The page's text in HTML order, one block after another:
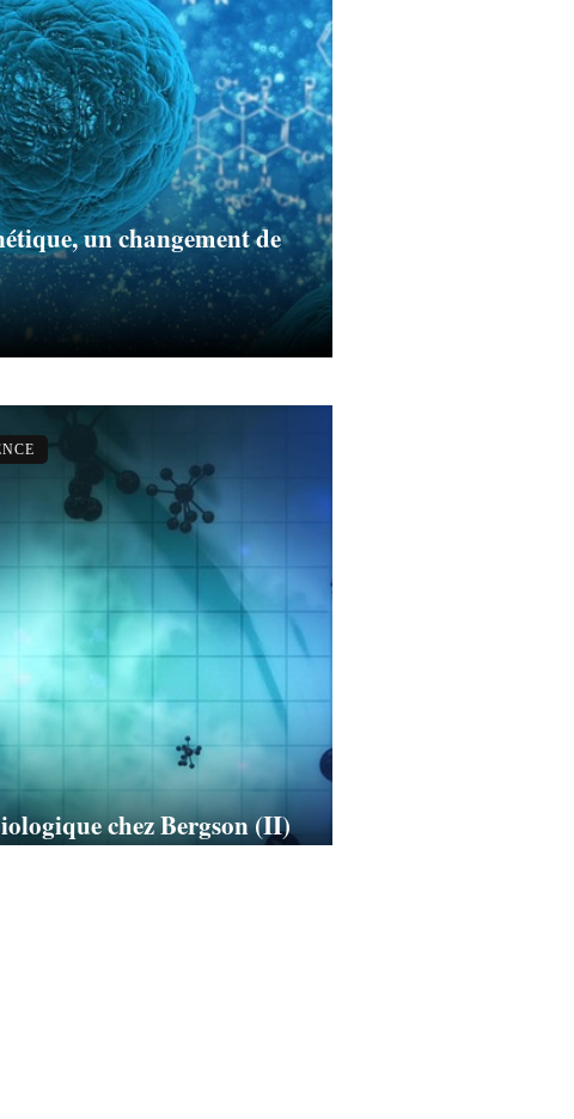
un changement de
chez Bergson (II)